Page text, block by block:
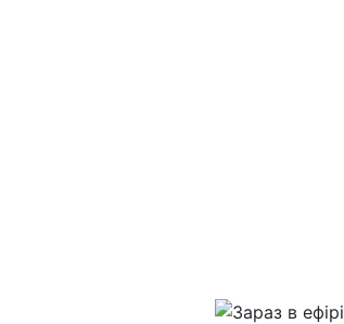
Зараз в ефірі